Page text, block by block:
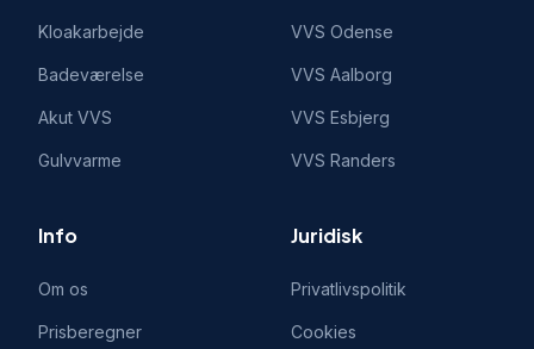
Kloakarbejde
Badeværelse
Akut VVS
Gulvvarme
VVS Odense
VVS Aalborg
VVS Esbjerg
VVS Randers
Info
Om os
Prisberegner
Juridisk
Privatlivspolitik
Cookies